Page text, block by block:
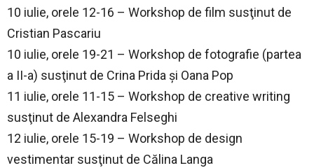
10 iulie, orele 12-16 – Workshop de film susţinut de
Cristian Pascariu
10 iulie, orele 19-21 – Workshop de fotografie (partea
a II-a) susţinut de Crina Prida şi Oana Pop
11 iulie, orele 11-15 – Workshop de creative writing
susţinut de Alexandra Felseghi
12 iulie, orele 15-19 – Workshop de design
vestimentar susţinut de Călina Langa